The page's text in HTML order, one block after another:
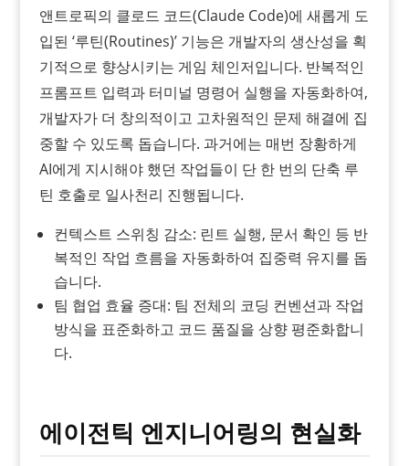
앤트로픽의 클로드 코드(Claude Code)에 새롭게 도
입된 ‘루틴(Routines)’ 기능은 개발자의 생산성을 획
기적으로 향상시키는 게임 체인저입니다. 반복적인
프롬프트 입력과 터미널 명령어 실행을 자동화하여,
개발자가 더 창의적이고 고차원적인 문제 해결에 집
중할 수 있도록 돕습니다. 과거에는 매번 장황하게
AI에게 지시해야 했던 작업들이 단 한 번의 단축 루
틴 호출로 일사천리 진행됩니다.
컨텍스트 스위칭 감소: 린트 실행, 문서 확인 등 반
복적인 작업 흐름을 자동화하여 집중력 유지를 돕
습니다.
팀 협업 효율 증대: 팀 전체의 코딩 컨벤션과 작업
방식을 표준화하고 코드 품질을 상향 평준화합니
다.
에이전틱 엔지니어링의 현실화